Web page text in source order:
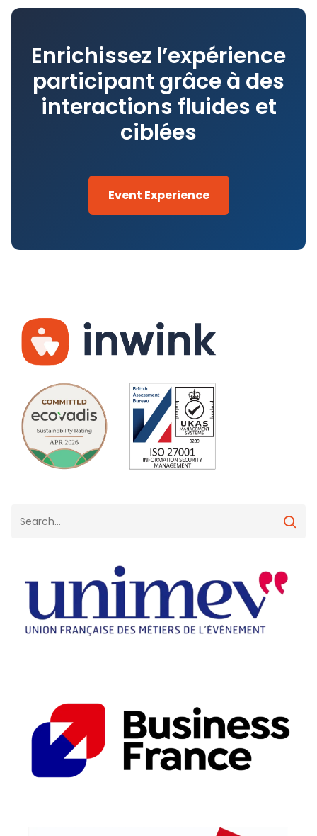
opportunités les plus pertinentes.
Enrichissez l’expérience
participant grâce à des
interactions fluides et
ciblées
Event Experience